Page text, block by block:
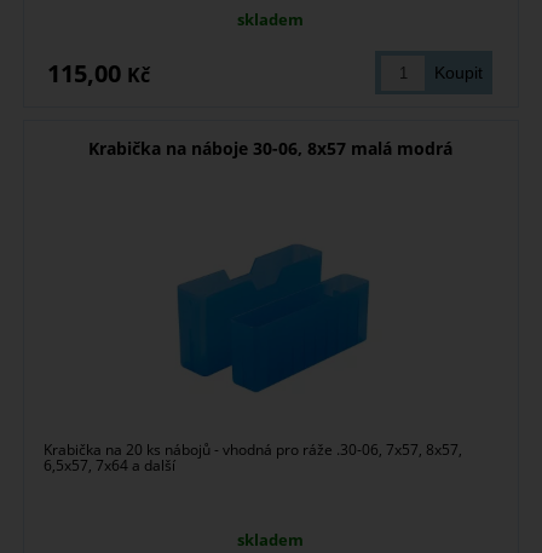
skladem
115,00 Kč
Krabička na náboje 30-06, 8x57 malá modrá
Krabička na 20 ks nábojů - vhodná pro ráže .30-06, 7x57, 8x57,
6,5x57, 7x64 a další
skladem